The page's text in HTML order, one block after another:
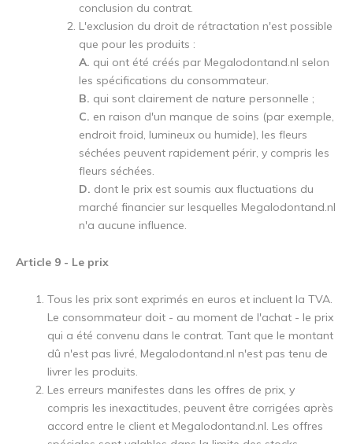
conclusion du contrat.
L'exclusion du droit de rétractation n'est possible
que pour les produits :
A. qui ont été créés par Megalodontand.nl selon
les spécifications du consommateur.
B. qui sont clairement de nature personnelle ;
C. en raison d'un manque de soins (par exemple,
endroit froid, lumineux ou humide), les fleurs
séchées peuvent rapidement périr, y compris les
fleurs séchées.
D. dont le prix est soumis aux fluctuations du
marché financier sur lesquelles Megalodontand.nl
n'a aucune influence.
Article 9 - Le prix
Tous les prix sont exprimés en euros et incluent la TVA.
Le consommateur doit - au moment de l'achat - le prix
qui a été convenu dans le contrat. Tant que le montant
dû n'est pas livré, Megalodontand.nl n'est pas tenu de
livrer les produits.
Les erreurs manifestes dans les offres de prix, y
compris les inexactitudes, peuvent être corrigées après
accord entre le client et Megalodontand.nl. Les offres